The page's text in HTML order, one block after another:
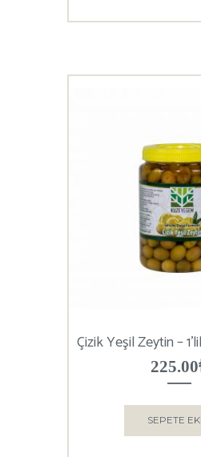
Çizik Yeşil Zeytin –
225.00
SEPETE